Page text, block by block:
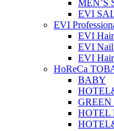
MEN’S
EVI
EVI
EVI Hair
EVI Nail
EVI
HoReCa
BABY
GREEN
HOTEL